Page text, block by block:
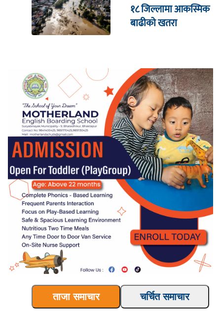
१८ जिल्लामा आकस्मिक
बाढीको खतरा
ताजा समाचार चर्चित समाचार